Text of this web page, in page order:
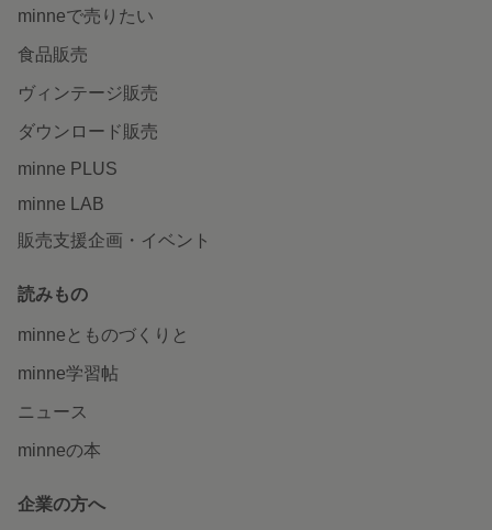
minneで売りたい
食品販売
ヴィンテージ販売
ダウンロード販売
minne PLUS
minne LAB
販売支援企画・イベント
読みもの
minneとものづくりと
minne学習帖
ニュース
minneの本
企業の方へ